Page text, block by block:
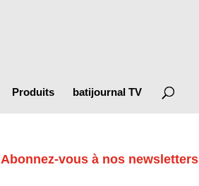
Produits batijournal TV
Abonnez-vous à nos newsletters